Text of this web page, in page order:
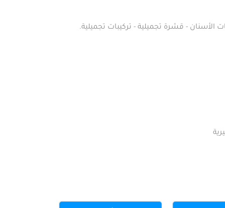
الأسنان - قشرة تجميلية - تركيبات تجميلية.